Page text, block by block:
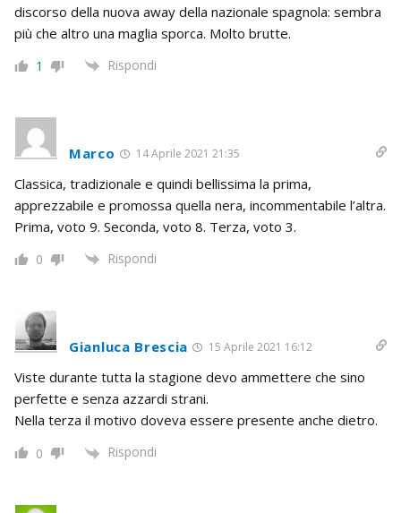
discorso della nuova away della nazionale spagnola: sembra
più che altro una maglia sporca. Molto brutte.
1 Rispondi
Marco 14 Aprile 2021 21:35
Classica, tradizionale e quindi bellissima la prima,
apprezzabile e promossa quella nera, incommentabile l’altra.
Prima, voto 9. Seconda, voto 8. Terza, voto 3.
0 Rispondi
Gianluca Brescia 15 Aprile 2021 16:12
Viste durante tutta la stagione devo ammettere che sino
perfette e senza azzardi strani.
Nella terza il motivo doveva essere presente anche dietro.
0 Rispondi